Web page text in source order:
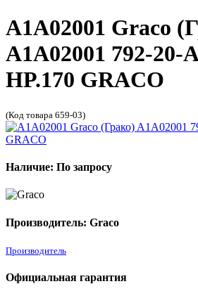
A1A02001 Graco
A1A02001 792-20-
HP.170 GRACO
(Код товара 659-03)
Наличие: По запросу
Производитель: Graco
Производитель
Официальная гарантия